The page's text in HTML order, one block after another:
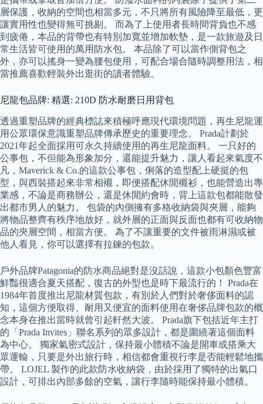
層保護，收納的空間也相當多元，不只將所有風險降至最低，更
讓實用性也變得無可挑剔。 而為了上使用者長時間背負也不感
到疲倦，本品的背帶也有特別加寬並增加軟墊，是一款旅遊及日
常生活皆可使用的萬用防水包。 本品除了可以當作側背包之
外，亦可以搖身一變為腰包使用，可配合場合隨時調整用法，相
當推薦喜歡輕裝外出逛街的讀者體驗。
尼龍包品牌: 精選: 210D 防水耐磨日用背包
透過重塑品牌的經典標誌來積極呼應現代環境問題，再生尼龍運
用公眾環保意識重塑品牌傳承歷史的重要理念。 Prada計劃於
2021年起全面採用可永久持續使用的再生尼龍面料。 一只好的
公事包，不但能為形象加分，還能提升魅力，讓人看起來氣度不
凡，Maverick & Co.的這款公事包，俐落的造型配上硬挺的包
型，與西裝搭起來非常相襯，即便搭配休閒襯衫，也能營造出專
業感，不論是商務辦公，還是休閒約會時，背上這款包都能散發
出都市男人的魅力。 包袋的內側擁有多格收納袋與夾層，能夠
將物品整齊有秩序地放好，就外層的正面與反面也都有可收納物
品的夾層空間，相當方便。 為了不讓重要的文件被雨淋濕或被
他人看見，你可以選擇有拉鍊的包款。
戶外品牌Patagonia的防水商品絕對是沒話說，這款小包顏色豐富
鮮豔很適合夏天搭配，復古的外型也是時下最流行的！ Prada在
1984年首度推出尼龍材質包款，有別於人們對於奢侈面料的認
知，這個方便取得、耐用又便宜的面料使用在奢侈品牌包款的概
念本身在推出當時就曾引起軒然大波。 Prada旗下包括近年主打
的「Prada Invites」聯名系列的眾多設計，都是圍繞著這個面料
為中心。 獨家氣密式設計，保持最小體積不論是開車或搭乘大
眾運輸，只要是外出旅行時，相信都會重視行李是否能輕鬆地攜
帶。 LOJEL 製作的此款防水收納袋，由於採用了獨特的出氣口
設計，可排出內部多餘的空氣，讓行李隨時能保持最小體積。